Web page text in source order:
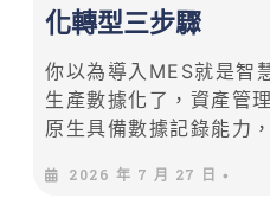
化轉型三步驟
你以為導入MES就是智
生產數據化了，資產管
原生具備數據記錄能力
步驟完成全數位化轉型。
2026 年 7 月 27 日 •